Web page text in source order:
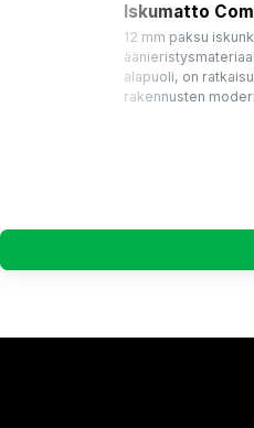
Iskumatto
12 mm paksu
alapuoli, on
rakennusten